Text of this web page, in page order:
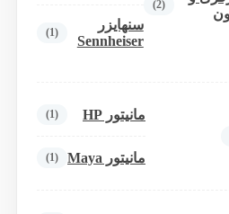
(2)
سنهایزر
Sennheiser
(1)
مانیتور HP (1)
مانیتور Maya (1)